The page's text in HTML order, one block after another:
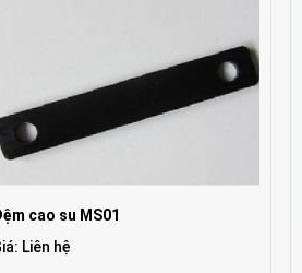
cao su MS01
Liên hệ